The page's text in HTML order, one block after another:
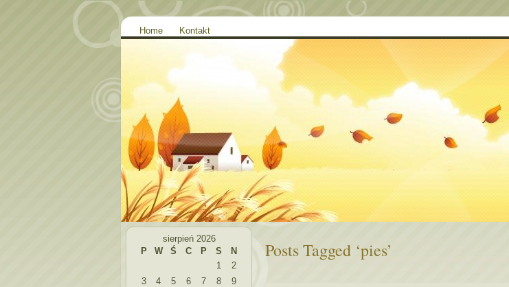
Home Kontakt
sierpień 2026
P
W Ś C P S
N
1
2
3
4 5 6 7 8
9
Posts Tagged ‘pies’